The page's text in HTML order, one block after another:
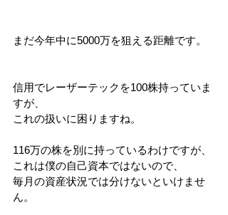
まだ今年中に5000万を狙える距離です。
信用でレーザーテックを100株持っていま
すが、
これの扱いに困りますね。
116万の株を別に持っているわけですが、
これは僕の自己資本ではないので、
毎月の資産状況では分けないといけませ
ん。